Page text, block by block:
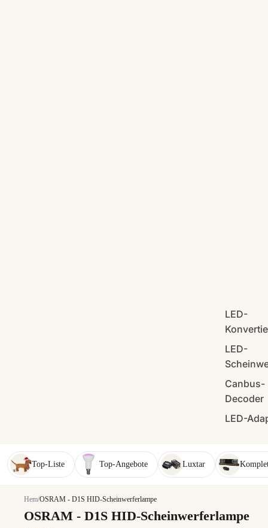
LED-
LED-
Canbus-
Decoder
LED-
Top-Liste Top-Angebote Luxtar
Hem/OSRAM - D1S HID-Scheinwerferlampe
OSRAM - D1S HID-Scheinwerferlampe